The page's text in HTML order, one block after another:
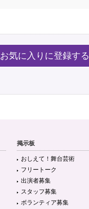
お気に入りに登録する
掲示板
おしえて！舞台芸術
フリートーク
出演者募集
スタッフ募集
ボランティア募集